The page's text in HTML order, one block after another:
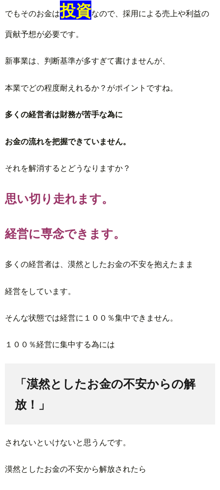
でもそのお金は投資なので、採用による売上や利益の
貢献予想が必要です。
新事業は、判断基準が多すぎて書けませんが、
本業でどの程度耐えれるか？がポイントですね。
多くの経営者は財務が苦手な為に
お金の流れを把握できていません。
それを解消するとどうなりますか？
思い切り走れます。
経営に専念できます。
多くの経営者は、漠然としたお金の不安を抱えたまま
経営をしています。
そんな状態では経営に１００％集中できません。
１００％経営に集中する為には
「漠然としたお金の不安からの解
放！」
されないといけないと思うんです。
漠然としたお金の不安から解放されたら